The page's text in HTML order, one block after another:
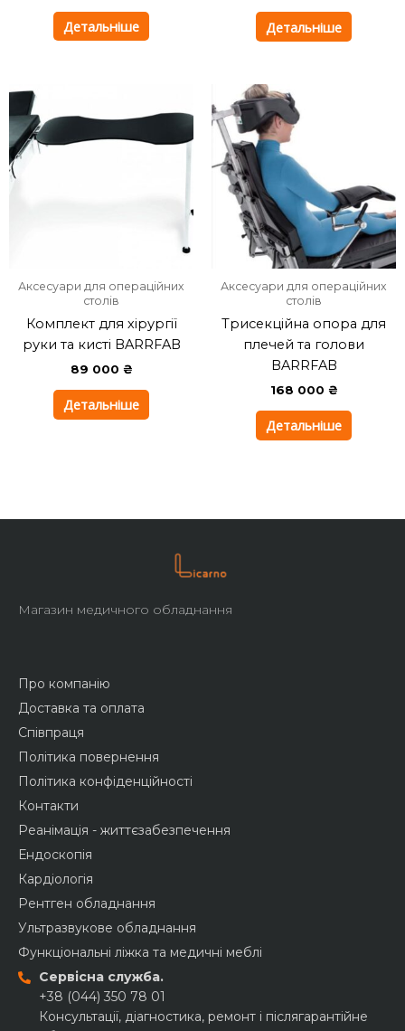
Детальніше Детальніше
Аксесуари для операційних
столів
Комплект для хірургії
руки та кисті BARRFAB
89 000 ₴
Детальніше
Аксесуари для операційних
столів
Трисекційна опора для
плечей та голови
BARRFAB
168 000 ₴
Детальніше
Магазин медичного обладнання
Про компанію
Доставка та оплата
Співпраця
Політика повернення
Політика конфіденційності
Контакти
Реанімація - життєзабезпечення
Ендоскопія
Кардіологія
Рентген обладнання
Ультразвукове обладнання
Функціональні ліжка та медичні меблі
Сервісна служба.
+38 (044) 350 78 01
Консультації, діагностика, ремонт і післягарантійне